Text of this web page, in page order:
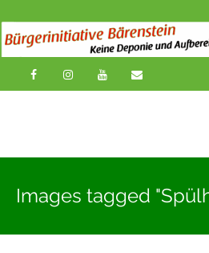
News
Images tagged